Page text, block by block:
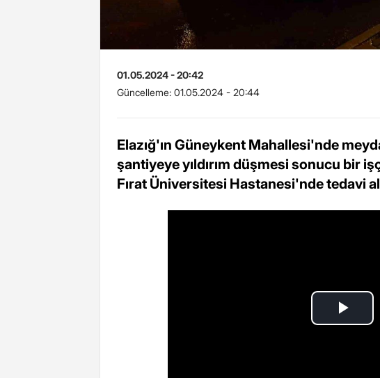
01.05.2024 - 20:42
Güncelleme: 01.05.2024 - 20:44
Elazığ'ın Güneykent Mahallesi'nde
şantiyeye yıldırım düşmesi sonucu bir
Fırat Üniversitesi Hastanesi'nde tedavi